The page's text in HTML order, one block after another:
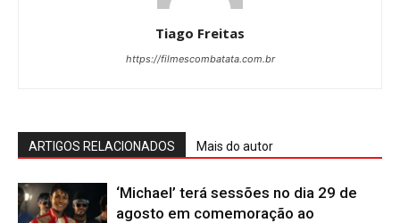
Tiago Freitas
https://filmescombatata.com.br
ARTIGOS RELACIONADOS Mais do autor
‘Michael’ terá sessões no dia 29 de
agosto em comemoração ao